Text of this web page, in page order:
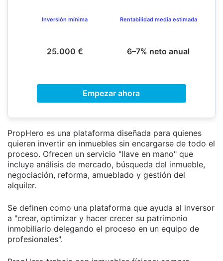
Inversión mínima
25.000 €
Rentabilidad media estimada
6–7% neto anual
Empezar ahora
PropHero es una plataforma diseñada para quienes
quieren invertir en inmuebles sin encargarse de todo el
proceso. Ofrecen un servicio "llave en mano" que
incluye análisis de mercado, búsqueda del inmueble,
negociación, reforma, amueblado y gestión del
alquiler.
Se definen como una plataforma que ayuda al inversor
a "crear, optimizar y hacer crecer su patrimonio
inmobiliario delegando el proceso en un equipo de
profesionales".